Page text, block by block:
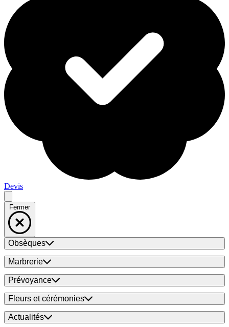
Devis
Fermer
Obsèques
Marbrerie
Prévoyance
Fleurs et cérémonies
Actualités